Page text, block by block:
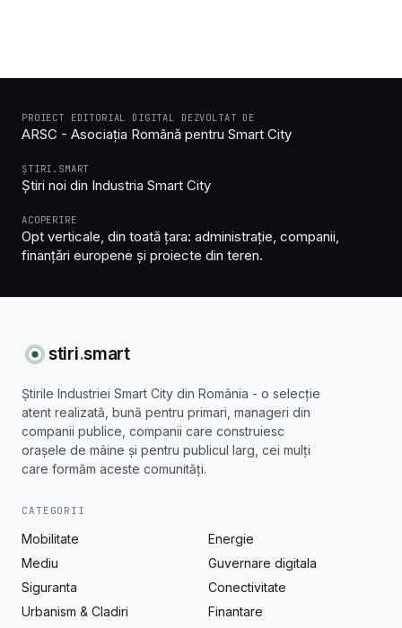
PROIECT EDITORIAL DIGITAL DEZVOLTAT DE
ARSC - Asociația Română pentru Smart City
ȘTIRI.SMART
Știri noi din Industria Smart City
ACOPERIRE
Opt verticale, din toată țara: administrație, companii,
finanțări europene și proiecte din teren.
stiri.smart
Știrile Industriei Smart City din România - o selecție
atent realizată, bună pentru primari, manageri din
companii publice, companii care construiesc
orașele de mâine și pentru publicul larg, cei mulți
care formăm aceste comunități.
CATEGORII
Mobilitate
Energie
Mediu
Guvernare digitala
Siguranta
Conectivitate
Urbanism & Cladiri
Finantare